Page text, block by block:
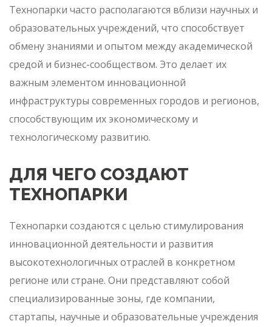
Технопарки часто располагаются вблизи научных и
образовательных учреждений, что способствует
обмену знаниями и опытом между академической
средой и бизнес-сообществом. Это делает их
важным элементом инновационной
инфраструктуры современных городов и регионов,
способствующим их экономическому и
технологическому развитию.
ДЛЯ ЧЕГО СОЗДАЮТ
ТЕХНОПАРКИ
Технопарки создаются с целью стимулирования
инновационной деятельности и развития
высокотехнологичных отраслей в конкретном
регионе или стране. Они представляют собой
специализированные зоны, где компании,
стартапы, научные и образовательные учреждения